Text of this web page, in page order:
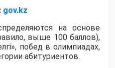
gov.kz
на основе
выше 100 баллов),
побед в олимпиадах,
абитуриентов.